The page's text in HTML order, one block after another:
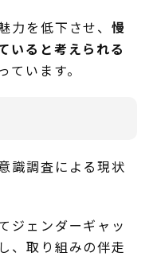
力を低下させ、慢
いると考えられる
います。
調査による現状
ェンダーギャッ
、取り組みの伴走